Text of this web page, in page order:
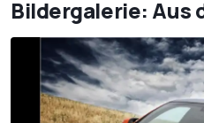
Bildergalerie: Aus